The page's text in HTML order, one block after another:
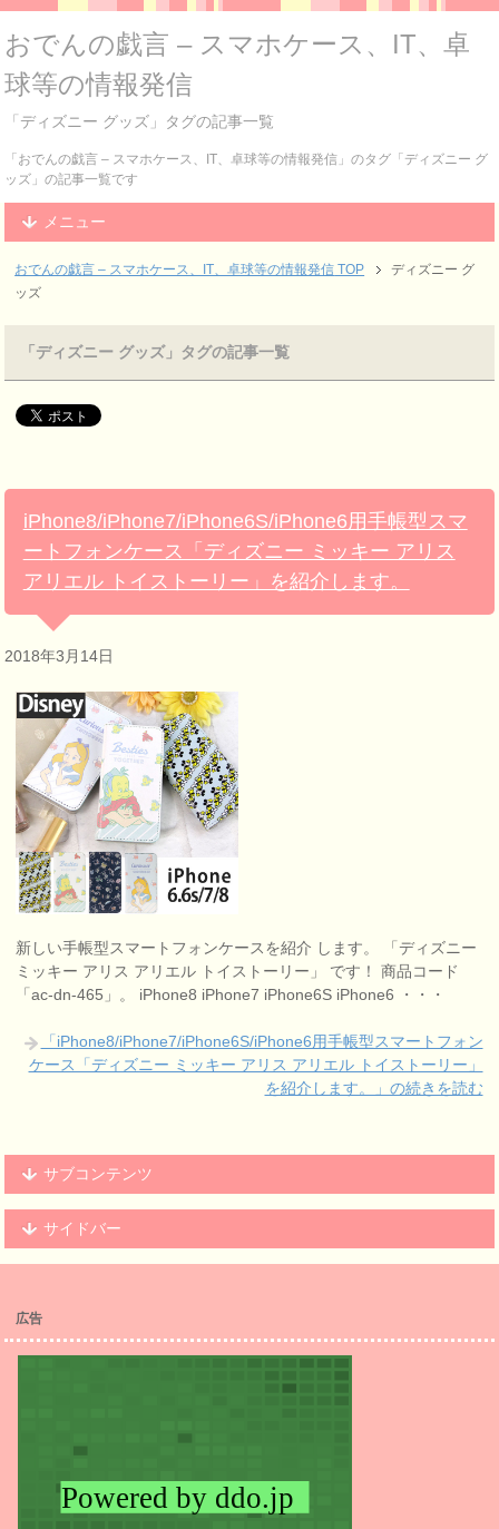
おでんの戯言 – スマホケース、IT、卓
球等の情報発信
「ディズニー グッズ」タグの記事一覧
「おでんの戯言 – スマホケース、IT、卓球等の情報発信」のタグ「ディズニー グ
ッズ」の記事一覧です
メニュー
おでんの戯言 – スマホケース、IT、卓球等の情報発信 TOP
ディズニー グ
ッズ
「ディズニー グッズ」タグの記事一覧
iPhone8/iPhone7/iPhone6S/iPhone6用手帳型スマ
ートフォンケース「ディズニー ミッキー アリス
アリエル トイストーリー」を紹介します。
2018年3月14日
新しい手帳型スマートフォンケースを紹介 します。 「ディズニー
ミッキー アリス アリエル トイストーリー」 です！ 商品コード
「ac-dn-465」。 iPhone8 iPhone7 iPhone6S iPhone6 ・・・
「iPhone8/iPhone7/iPhone6S/iPhone6用手帳型スマートフォン
ケース「ディズニー ミッキー アリス アリエル トイストーリー」
を紹介します。」の続きを読む
サブコンテンツ
サイドバー
広告